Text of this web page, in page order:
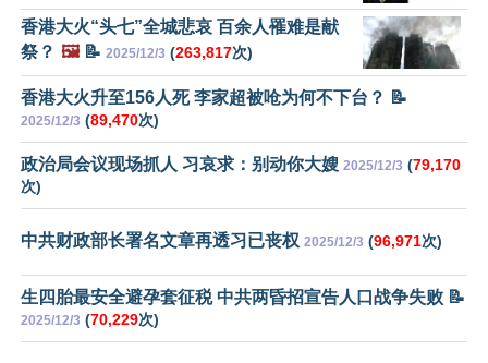
香港大火“头七”全城悲哀 百余人罹难是献
祭？ 🖼️📝 2025/12/3 (263,817次)
香港大火升至156人死 李家超被呛为何不下台？ 📝
2025/12/3 (89,470次)
政治局会议现场抓人 习哀求：别动你大嫂 2025/12/3 (79,170
次)
中共财政部长署名文章再透习已丧权 2025/12/3 (96,971次)
生四胎最安全避孕套征税 中共两昏招宣告人口战争失败 📝
2025/12/3 (70,229次)